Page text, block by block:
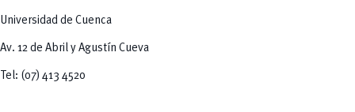
Universidad de Cuenca
Av. 12 de Abril y Agustín Cueva
Tel: (07) 413 4520